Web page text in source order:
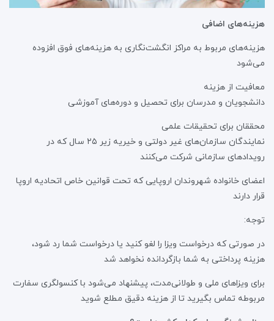
هزینه‌های اضافی
هزینه‌های مربوط به مراکز انگشت‌نگاری به هزینه‌های فوق افزوده
می‌شود
معافیت از هزینه
دانشجویان و مدرسان برای تحصیل و دوره‌های آموزشی
محققان برای تحقیقات علمی
نمایندگان سازمان‌های غیر دولتی و خیریه زیر ۲۵ سال که در
رویدادهای سازمانی شرکت می‌کنند
اعضای خانواده شهروندان اروپایی که تحت قوانین خاص اتحادیه اروپا
قرار دارند
توجه:
در صورتی که درخواست ویزا را لغو کنید یا درخواست شما رد شود،
هزینه پرداختی به شما بازگردانده نخواهد شد
برای ویزاهای ملی و طولانی‌مدت، پیشنهاد می‌شود با کنسولگری سفارت
مربوطه تماس بگیرید تا از هزینه دقیق مطلع شوید